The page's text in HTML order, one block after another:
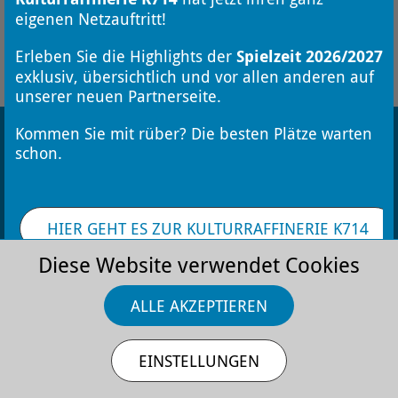
Kontakt Stellenangebote
Datenschutz
Impressum
AGB
Die Monheimer Kulturwerke
eigenen Netzauftritt!
Erleben Sie die Highlights der Spielzeit 2026/2027
exklusiv, übersichtlich und vor allen anderen auf
unserer neuen Partnerseite.
Kommen Sie mit rüber? Die besten Plätze warten
schon.
HIER GEHT ES ZUR KULTURRAFFINERIE K714
Diese Website verwendet Cookies
ALLE AKZEPTIEREN
EINSTELLUNGEN